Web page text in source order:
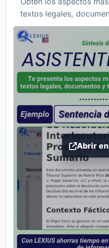
textos legales,
Abrir